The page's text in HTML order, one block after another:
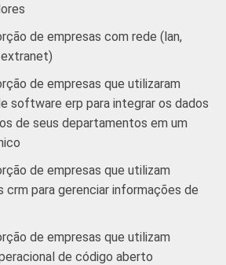
e
serviços
complementares
Informação e
comunicação;
esporte
e recreação;
atividades de
serviços
2
de empresas com rede (lan,
de empresas que utilizaram
software erp para integrar os dados
de seus departamentos em um
de empresas que utilizam
crm para gerenciar informações de
de empresas que utilizam
de código aberto